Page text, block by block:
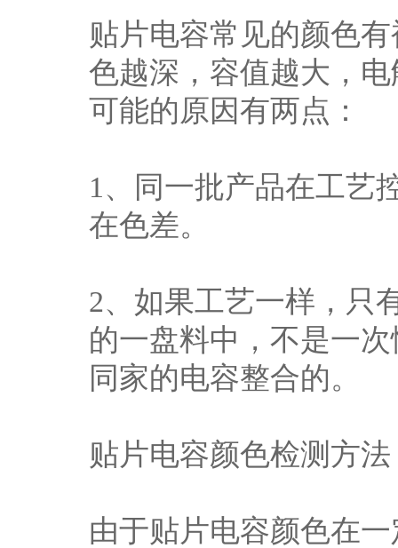
贴片电容常见的颜色
色越深，容值越大，
可能的原因有两点：
1、同一批产品在工艺
在色差。
2、如果工艺一样，只
的一盘料中，不是一
同家的电容整合的。
贴片电容颜色检测方法
由于贴片电容颜色在